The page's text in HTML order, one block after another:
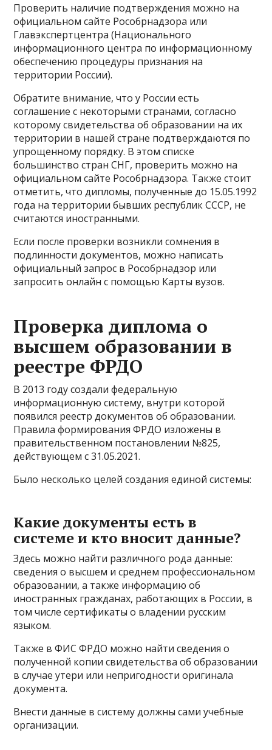
Проверить наличие подтверждения можно на
официальном сайте Рособрнадзора или
Главэкспертцентра (Национального
информационного центра по информационному
обеспечению процедуры признания на
территории России).
Обратите внимание, что у России есть
соглашение с некоторыми странами, согласно
которому свидетельства об образовании на их
территории в нашей стране подтверждаются по
упрощенному порядку. В этом списке
большинство стран СНГ, проверить можно на
официальном сайте Рособрнадзора. Также стоит
отметить, что дипломы, полученные до 15.05.1992
года на территории бывших республик СССР, не
считаются иностранными.
Если после проверки возникли сомнения в
подлинности документов, можно написать
официальный запрос в Рособрнадзор или
запросить онлайн с помощью Карты вузов.
Проверка диплома о
высшем образовании в
реестре ФРДО
В 2013 году создали федеральную
информационную систему, внутри которой
появился реестр документов об образовании.
Правила формирования ФРДО изложены в
правительственном постановлении №825,
действующем с 31.05.2021.
Было несколько целей создания единой системы:
Какие документы есть в
системе и кто вносит данные?
Здесь можно найти различного рода данные:
сведения о высшем и среднем профессиональном
образовании, а также информацию об
иностранных гражданах, работающих в России, в
том числе сертификаты о владении русским
языком.
Также в ФИС ФРДО можно найти сведения о
полученной копии свидетельства об образовании
в случае утери или непригодности оригинала
документа.
Внести данные в систему должны сами учебные
организации.